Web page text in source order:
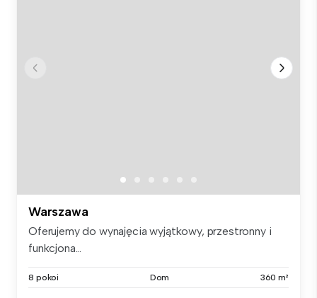
Warszawa
Oferujemy do wynajęcia wyjątkowy, przestronny i
funkcjona...
8 pokoi Dom 360 m²